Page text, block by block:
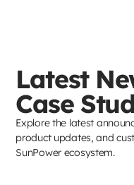
Latest
Case
Explore the latest
product updates, and
SunPower ecosystem.